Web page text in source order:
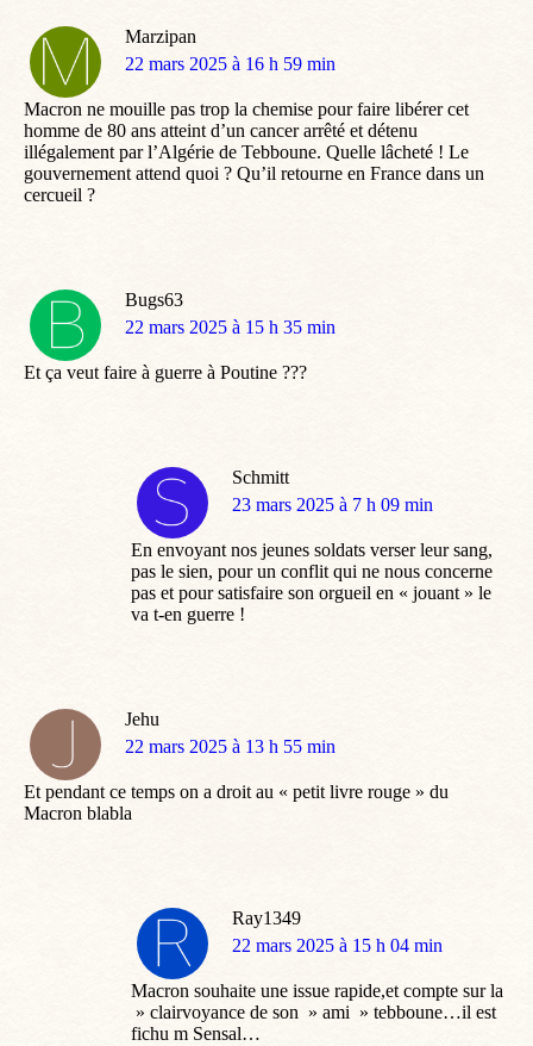
Marzipan
dit
22 mars 2025 à 16 h 59 min
Macron ne mouille pas trop la chemise pour faire libérer cet
homme de 80 ans atteint d’un cancer arrêté et détenu
illégalement par l’Algérie de Tebboune. Quelle lâcheté ! Le
gouvernement attend quoi ? Qu’il retourne en France dans un
cercueil ?
Bugs63
dit
22 mars 2025 à 15 h 35 min
Et ça veut faire à guerre à Poutine ???
Schmitt
dit
23 mars 2025 à 7 h 09 min
En envoyant nos jeunes soldats verser leur sang,
pas le sien, pour un conflit qui ne nous concerne
pas et pour satisfaire son orgueil en « jouant » le
va t-en guerre !
Jehu
dit
22 mars 2025 à 13 h 55 min
Et pendant ce temps on a droit au « petit livre rouge » du
Macron blabla
Ray1349
dit
22 mars 2025 à 15 h 04 min
Macron souhaite une issue rapide,et compte sur la
» clairvoyance de son » ami » tebboune…il est
fichu m Sensal…